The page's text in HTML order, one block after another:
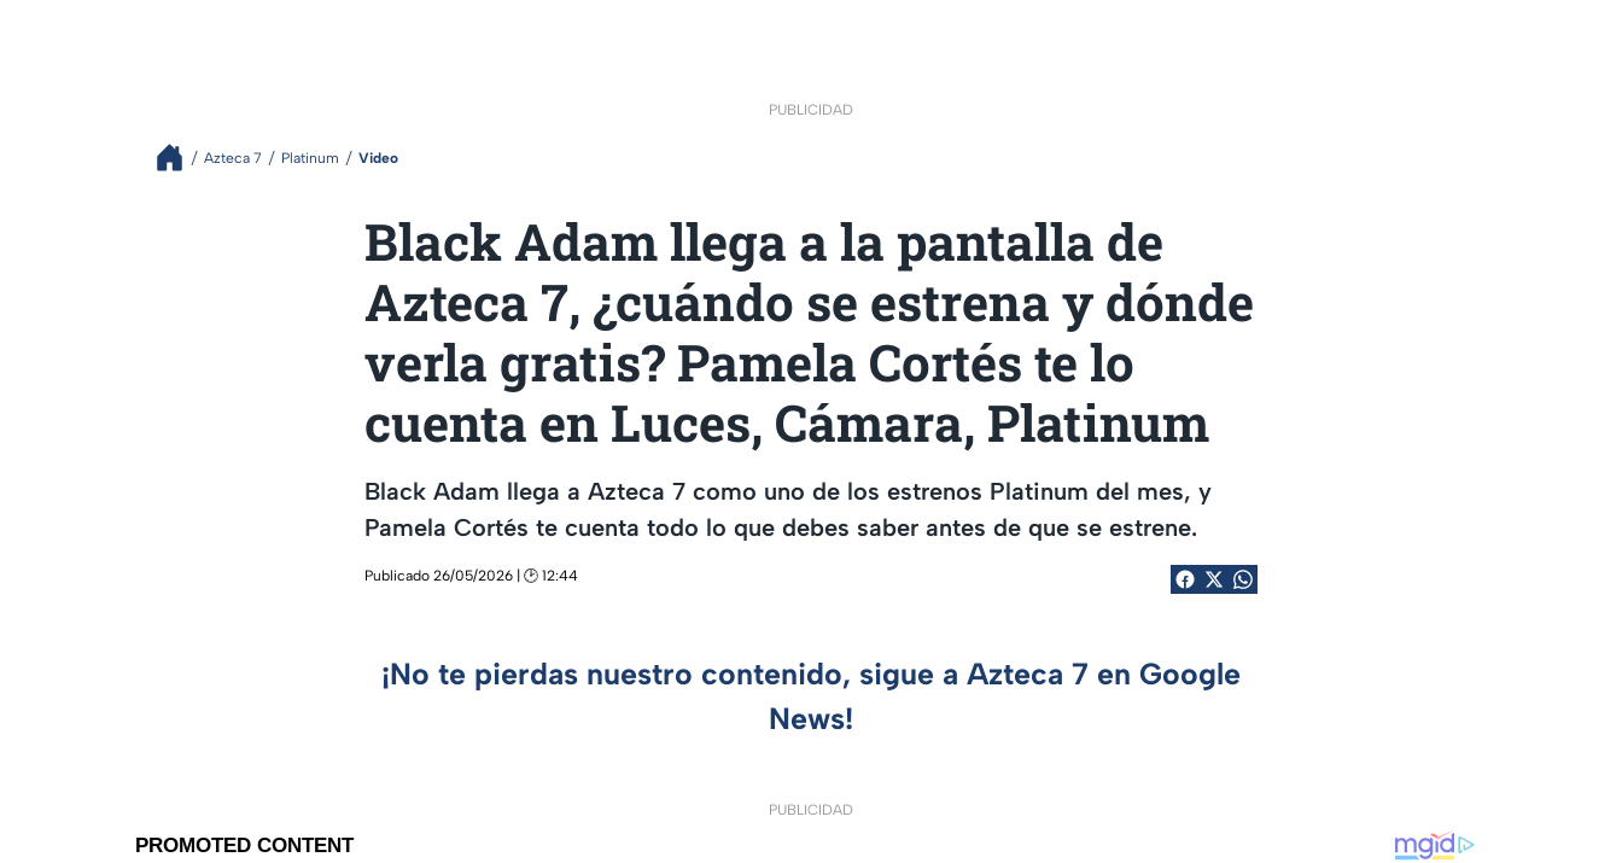
PUBLICIDAD
Azteca 7 Platinum Video
Black Adam llega a la pantalla de
Azteca 7, ¿cuándo se estrena y dónde
verla gratis? Pamela Cortés te lo
cuenta en Luces, Cámara, Platinum
Black Adam llega a Azteca 7 como uno de los estrenos Platinum del mes, y
Pamela Cortés te cuenta todo lo que debes saber antes de que se estrene.
Publicado 26/05/2026 | 🕑 12:44
¡No te pierdas nuestro contenido, sigue a Azteca 7 en Google
News!
PUBLICIDAD